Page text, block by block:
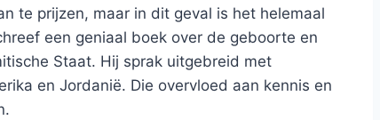
te prijzen, maar in dit geval is het helemaal
een geniaal boek over de geboorte en
Staat. Hij sprak uitgebreid met
en Jordanië. Die overvloed aan kennis en